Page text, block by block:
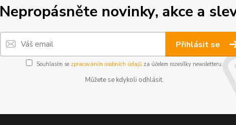
Nepropásněte novinky, akce a
Přihlásit se
Souhlasím se zpracováním osobních údajů za účelem rozesílky newsletteru.
Můžete se kdykoli odhlásit.